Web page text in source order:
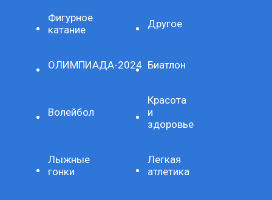
Фигурное
катание
Другое
ОЛИМПИАДА-2024 Биатлон
Волейбол
Красота
и
здоровье
Лыжные
гонки
Легкая
атлетика